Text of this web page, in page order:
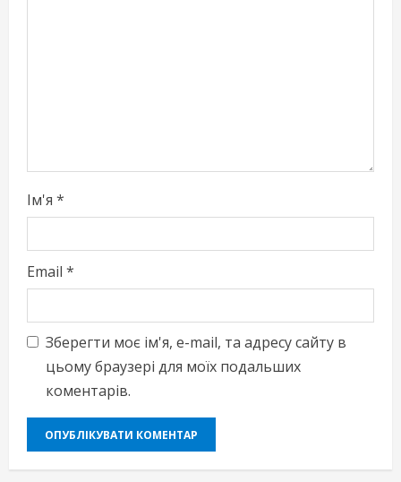
g
Ім'я *
Email *
Зберегти моє ім'я, e-mail, та адресу сайту в
цьому браузері для моїх подальших
коментарів.